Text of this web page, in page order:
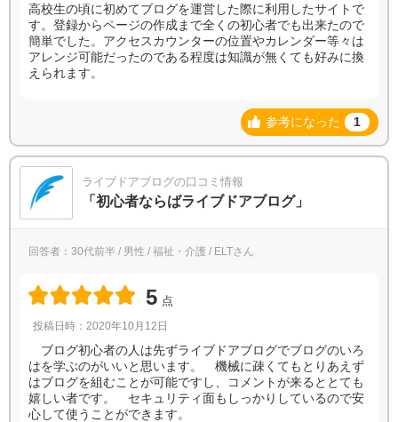
高校生の頃に初めてブログを運営した際に利用したサイトで
す。登録からページの作成まで全くの初心者でも出来たので
簡単でした。アクセスカウンターの位置やカレンダー等々は
アレンジ可能だったのである程度は知識が無くても好みに換
えられます。
参考になった 1
ライブドアブログの口コミ情報
「初心者ならばライブドアブログ」
回答者：30代前半 / 男性 / 福祉・介護 / ELTさん
5 点
投稿日時：2020年10月12日
ブログ初心者の人は先ずライブドアブログでブログのいろ
はを学ぶのがいいと思います。 機械に疎くてもとりあえず
はブログを組むことが可能ですし、コメントが来るととても
嬉しい者です。 セキュリティ面もしっかりしているので安
心して使うことができます。